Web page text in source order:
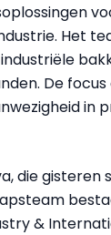
Het
De
in
die
&